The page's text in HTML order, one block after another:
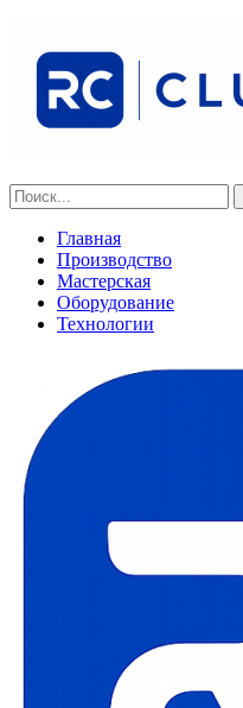
Главная
Производство
Мастерская
Оборудование
Технологии